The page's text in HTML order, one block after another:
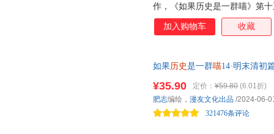
作，《如果历史是一群喵》第
壮阔的历史！面对内忧外患，
欢乐中为你揭秘清初的成功密
进清朝的巅峰岁月！ ★ 以史为
果，以清军入关、南下统一与
清朝故事！ ★ 从封面到内页，
采用全新烫金，
加入购物车 收藏
如果历史是一群喵14·明末清初
¥35.90 定价： ¥59.80 (6.01折)
321476条评论
肥志编绘， 漫友文化出品 /2024-06-